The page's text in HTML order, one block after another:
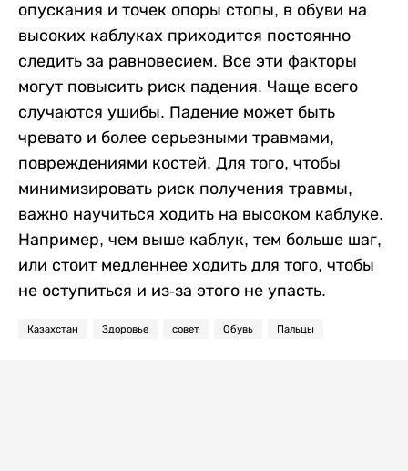
опускания и точек опоры стопы, в обуви на
высоких каблуках приходится постоянно
следить за равновесием. Все эти факторы
могут повысить риск падения. Чаще всего
случаются ушибы. Падение может быть
чревато и более серьезными травмами,
повреждениями костей. Для того, чтобы
минимизировать риск получения травмы,
важно научиться ходить на высоком каблуке.
Например, чем выше каблук, тем больше шаг,
или стоит медленнее ходить для того, чтобы
не оступиться и из-за этого не упасть.
Казахстан Здоровье совет Обувь Пальцы